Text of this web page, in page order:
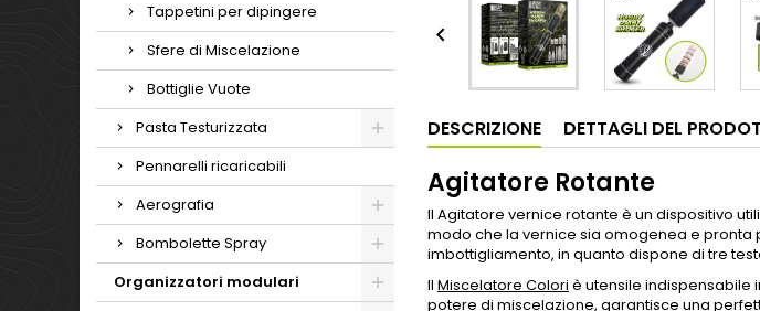
Tappetini per dipingere
Sfere di Miscelazione
Bottiglie Vuote
Pasta Testurizzata
Pennarelli ricaricabili
Aerografia
Bombolette Spray
Organizzatori modulari

DESCRIZIONE DETTAGLI DEL
Agitatore Rotante
Il Agitatore vernice rotante è un dispositivo
modo che la vernice sia omogenea e pronta
imbottigliamento, in quanto dispone di tre
Il Miscelatore Colori è utensile indispensabile
potere di miscelazione, garantisce una